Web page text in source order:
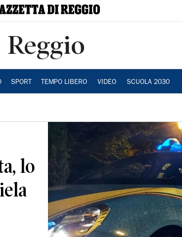
Reggio
SPORT TEMPO LIBERO VIDEO SCUOLA 2030
lo